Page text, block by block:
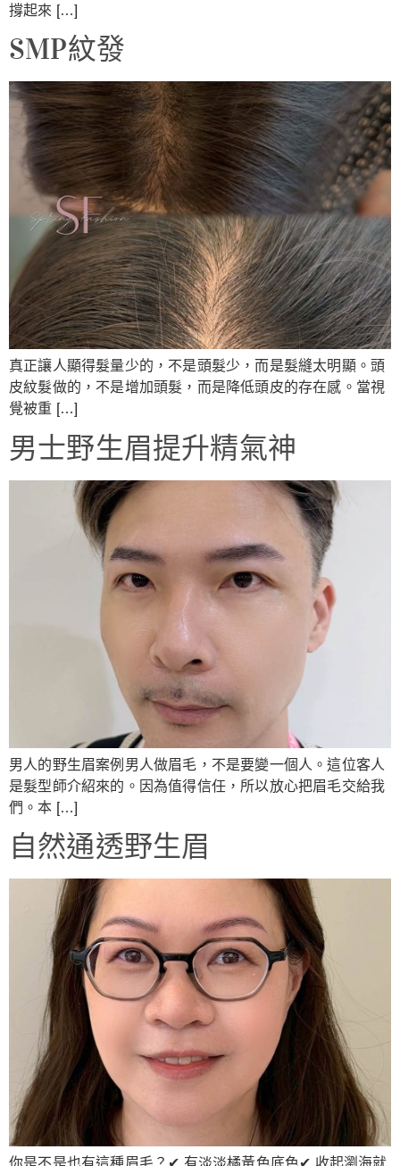
撐起來 […]
SMP紋發
真正讓人顯得髮量少的，不是頭髮少，而是髮縫太明顯。頭
皮紋髮做的，不是增加頭髮，而是降低頭皮的存在感。當視
覺被重 […]
男士野生眉提升精氣神
男人的野生眉案例男人做眉毛，不是要變一個人。這位客人
是髮型師介紹來的。因為值得信任，所以放心把眉毛交給我
們。本 […]
自然通透野生眉